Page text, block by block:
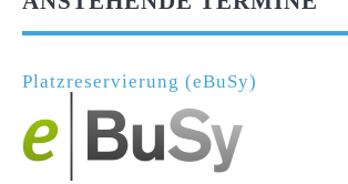
Platzreservierung (eBuSy)